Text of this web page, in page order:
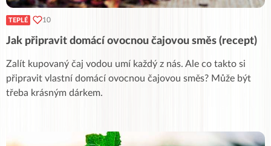
TEPLÉ 10
Jak připravit domácí ovocnou čajovou směs (recept)
Zalít kupovaný čaj vodou umí každý z nás. Ale co takto si
připravit vlastní domácí ovocnou čajovou směs? Může být
třeba krásným dárkem.